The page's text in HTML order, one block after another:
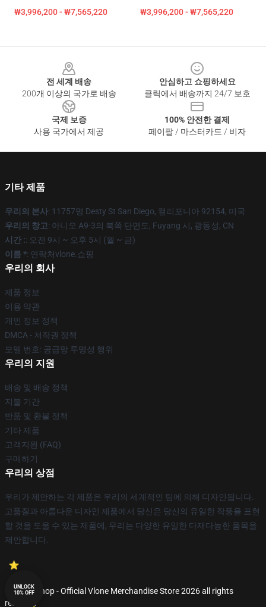
₩3,996,200 - ₩7,565,220 ₩3,996,200 - ₩7,565,220
전 세계 배송
200개 이상의 국가로 배송
안심하고 쇼핑하세요
클릭에서 배송까지 24/7 보호
국제 보증
사용 국가에서 제공
100% 안전한 결제
페이팔 / 마스터카드 / 비자
기타 제품
우리의 본사: 11757명 Desty St San Diego, 캘리포니아 92154, 미국
우리의 창고: 아니오 A9-3의 북쪽 단면도, Fuyang 시, 광동성, CN
시간 :: 오전 9시 ~ 오후 5시 (월 ~ 금)
이름 *: 연락처vlone.쇼핑
우리의 회사
제품 정보
이용 약관
개인 정보 정책
DMCA - 저작권 정책
모델 번호: 공급망 투명성 행위
우리의 지원
배송 및 배송 정책
지불 기간
반품 및 환불 정책
기타 제품
고객지원 (FAQ)
구매하기
우리의 상점
우리가 제안하는 각 제품은 우리의 세계적인 팀에 의해 디자인됩니다.
고품질과 아름다운 디자인 제품에서 당신은 당신의 유일한 작풍을 표현
할 것을 도울 수 있는 제품에, 우리는 다양한 유일한 다재다능한 품목을
제안합니다.
© Vlone Shop - Official Vlone Merchandise Store 2026 all rights
reserved
UNLOCK
10% OFF